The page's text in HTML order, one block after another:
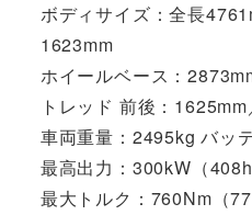
ボディサイズ：全長
1623mm
ホイールベース：
トレッド 前後：
車両重量：2495kg バッ
最高出力：300kW（
最大トルク：760Nm（